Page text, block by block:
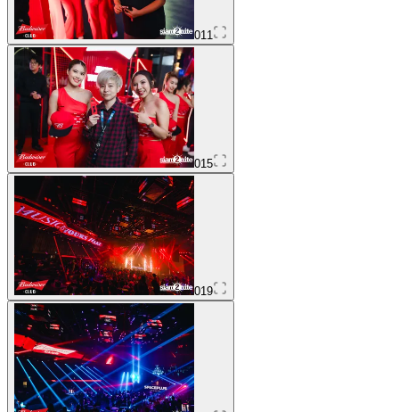
011
015
019